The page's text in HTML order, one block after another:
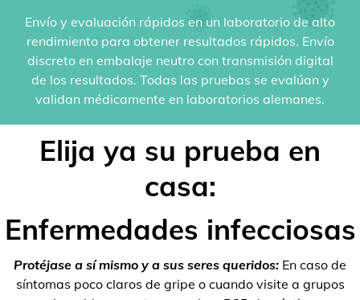
Envío y evaluación rápidos en un laboratorio de alto
rendimiento para obtener resultados rápidos. Envío
discreto en embalaje neutro con transmisión digital
de los resultados. Todas las pruebas se evalúan y
validan médicamente en laboratorios alemanes.
Elija ya su prueba en
casa:
Enfermedades infecciosas
Protéjase a sí mismo y a sus seres queridos: En caso de
síntomas poco claros de gripe o cuando visite a grupos